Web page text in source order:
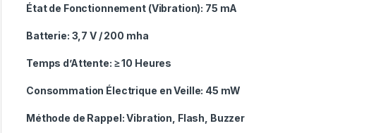
État de Fonctionnement (Vibration): 75 mA
Batterie: 3,7 V / 200 mha
Temps d’Attente: ≥ 10 Heures
Consommation Électrique en Veille: 45 mW
Méthode de Rappel:Vibration, Flash, Buzzer